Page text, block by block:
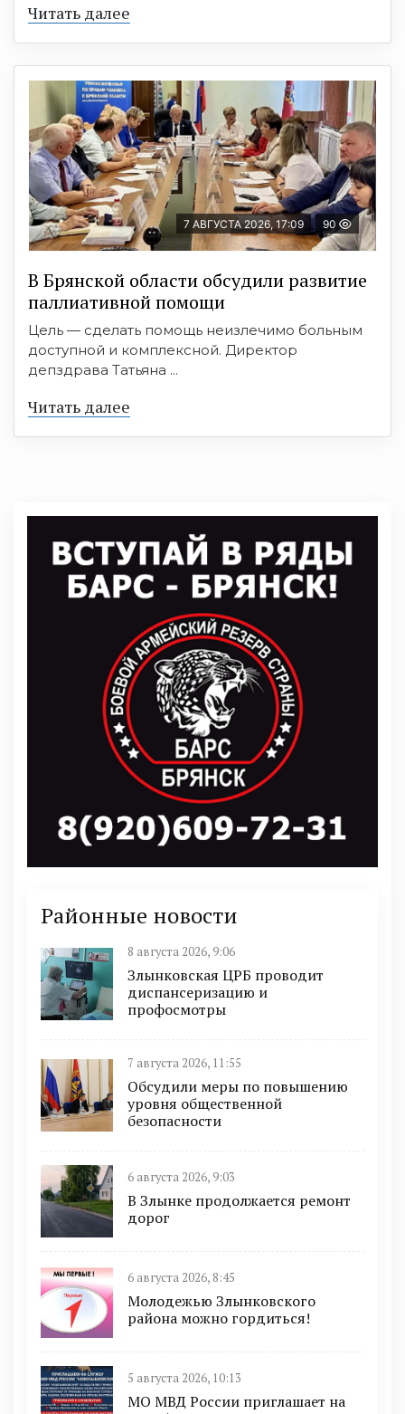
Читать далее
7 АВГУСТА 2026, 17:09 90
В Брянской области обсудили развитие
паллиативной помощи
Цель — сделать помощь неизлечимо больным
доступной и комплексной. Директор
депздрава Татьяна ...
Читать далее
Районные новости
8 августа 2026, 9:06
Злынковская ЦРБ проводит
диспансеризацию и
профосмотры
7 августа 2026, 11:55
Обсудили меры по повышению
уровня общественной
безопасности
6 августа 2026, 9:03
В Злынке продолжается ремонт
дорог
6 августа 2026, 8:45
Молодежью Злынковского
района можно гордиться!
5 августа 2026, 10:13
МО МВД России приглашает на